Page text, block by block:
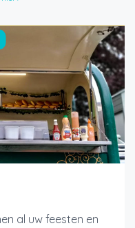
al uw feesten en